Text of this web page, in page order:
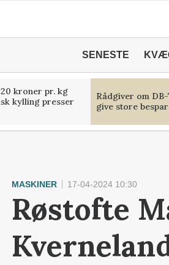
SENESTE
kroner pr. kg
kylling presser
Rådgiver om
give store
MASKINER 17-04-2024 10:30
Røstofte